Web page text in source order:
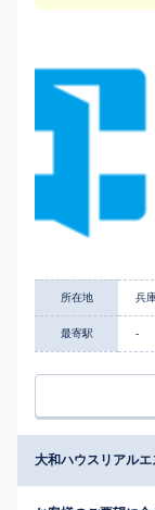
所在地 兵
最寄駅 -
大和ハウスリアル